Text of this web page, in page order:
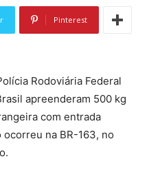
Pinterest
Rodoviária Federal
apreenderam 500 kg
com entrada
na BR-163, no